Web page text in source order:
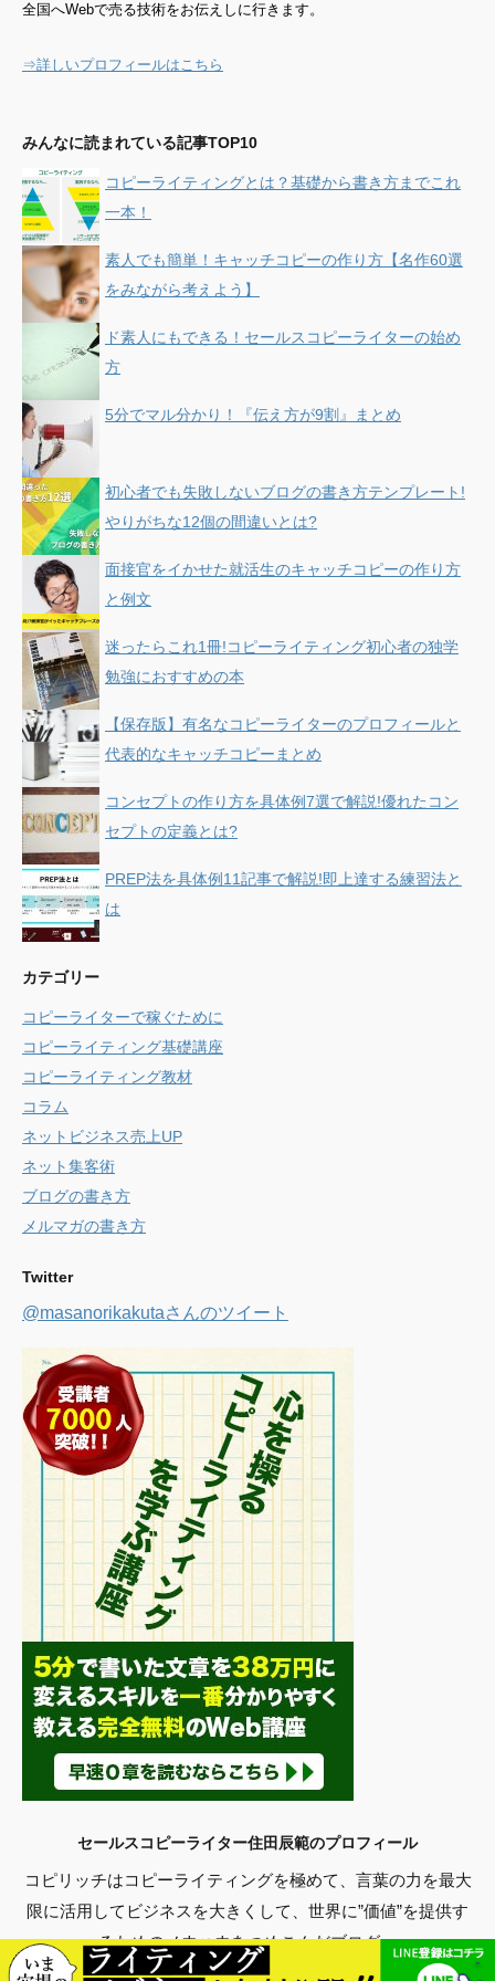
全国へWebで売る技術をお伝えしに行きます。
⇒詳しいプロフィールはこちら
みんなに読まれている記事TOP10
コピーライティングとは？基礎から書き方までこれ
一本！
素人でも簡単！キャッチコピーの作り方【名作60選
をみながら考えよう】
ド素人にもできる！セールスコピーライターの始め
方
5分でマル分かり！『伝え方が9割』まとめ
初心者でも失敗しないブログの書き方テンプレート!
やりがちな12個の間違いとは?
面接官をイかせた就活生のキャッチコピーの作り方
と例文
迷ったらこれ1冊!コピーライティング初心者の独学
勉強におすすめの本
【保存版】有名なコピーライターのプロフィールと
代表的なキャッチコピーまとめ
コンセプトの作り方を具体例7選で解説!優れたコン
セプトの定義とは?
PREP法を具体例11記事で解説!即上達する練習法と
は
カテゴリー
コピーライターで稼ぐために
コピーライティング基礎講座
コピーライティング教材
コラム
ネットビジネス売上UP
ネット集客術
ブログの書き方
メルマガの書き方
Twitter
@masanorikakutaさんのツイート
セールスコピーライター住田辰範のプロフィール
コピリッチはコピーライティングを極めて、言葉の力を最大
限に活用してビジネスを大きくして、世界に”価値”を提供す
るためのノウハウをつめこんだブログ。
Copyright© コピリッチ｜最高峰のコピーライティングで世界を豊かに。 ,